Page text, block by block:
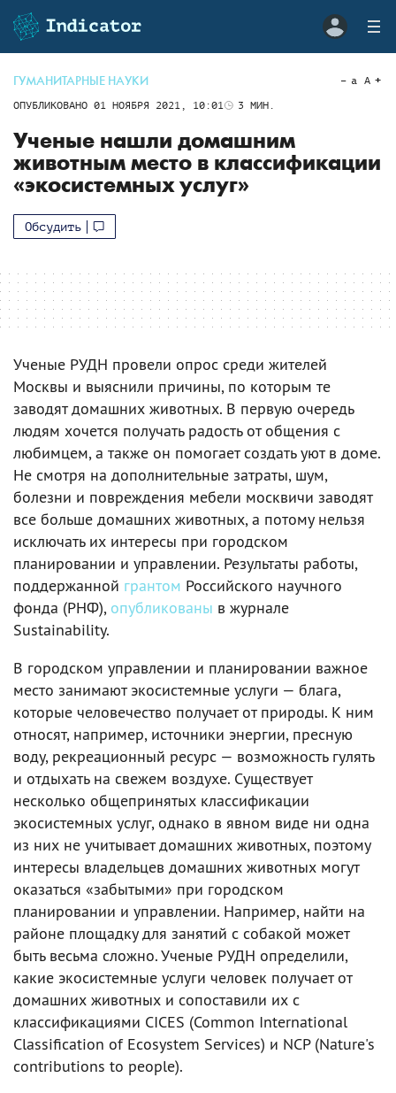
ГУМАНИТАРНЫЕ НАУКИ
ОПУБЛИКОВАНО 01 НОЯБРЯ 2021, 10:01 3 МИН.
a A
Ученые нашли домашним
животным место в классификации
«экосистемных услуг»
Обсудить
Ученые РУДН провели опрос среди жителей
Москвы и выяснили причины, по которым те
заводят домашних животных. В первую очередь
людям хочется получать радость от общения с
любимцем, а также он помогает создать уют в доме.
Не смотря на дополнительные затраты, шум,
болезни и повреждения мебели москвичи заводят
все больше домашних животных, а потому нельзя
исключать их интересы при городском
планировании и управлении. Результаты работы,
поддержанной грантом Российского научного
фонда (РНФ), опубликованы в журнале
Sustainability.
В городском управлении и планировании важное
место занимают экосистемные услуги — блага,
которые человечество получает от природы. К ним
относят, например, источники энергии, пресную
воду, рекреационный ресурс — возможность гулять
и отдыхать на свежем воздухе. Существует
несколько общепринятых классификации
экосистемных услуг, однако в явном виде ни одна
из них не учитывает домашних животных, поэтому
интересы владельцев домашних животных могут
оказаться «забытыми» при городском
планировании и управлении. Например, найти на
районе площадку для занятий с собакой может
быть весьма сложно. Ученые РУДН определили,
какие экосистемные услуги человек получает от
домашних животных и сопоставили их с
классификациями CICES (Common International
Classification of Ecosystem Services) и NCP (Nature's
contributions to people).